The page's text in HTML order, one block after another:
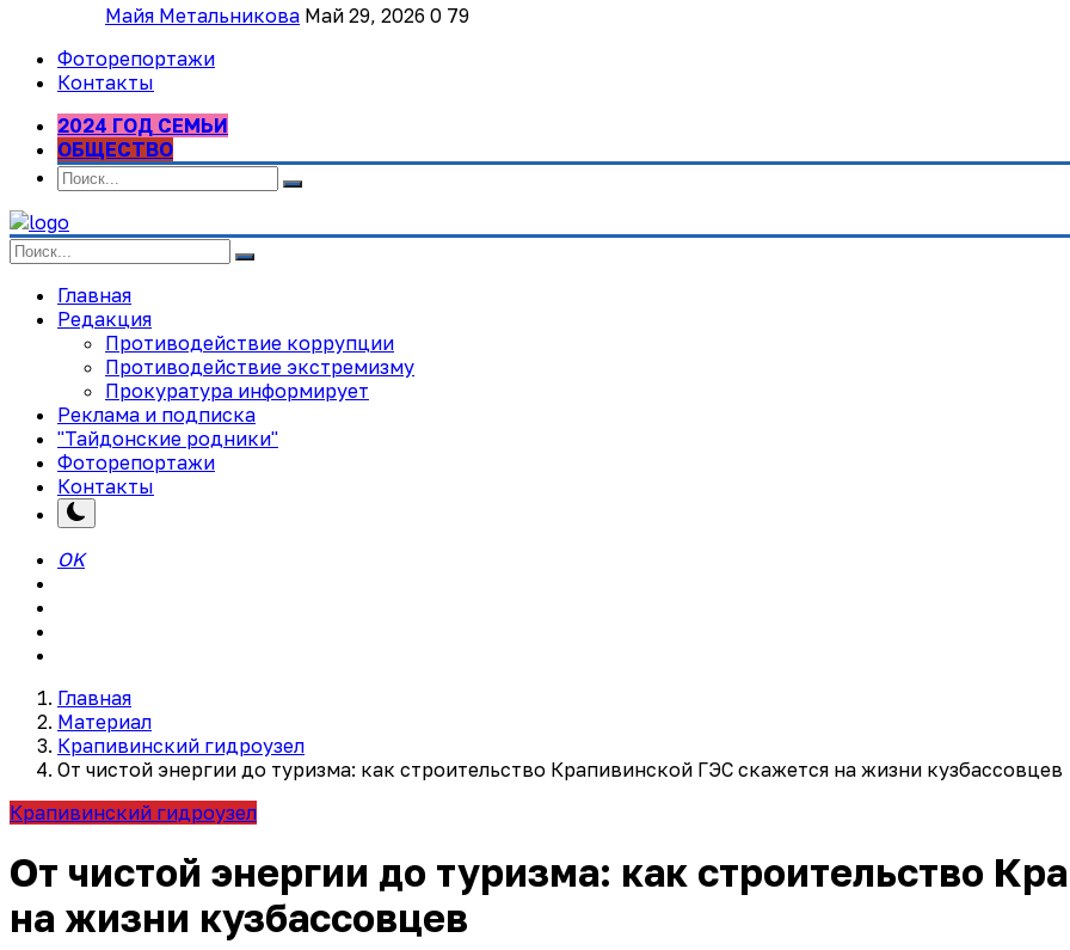
Майя Метальникова Май 29, 2026 0 79
Фоторепортажи
Контакты
2024 ГОД СЕМЬИ
ОБЩЕСТВО
Главная
Редакция
Противодействие коррупции
Противодействие экстремизму
Прокуратура информирует
Реклама и подписка
"Тайдонские родники"
Фоторепортажи
Контакты
OK
Главная
Материал
Крапивинский гидроузел
От чистой энергии до туризма: как строительство Крапивинской ГЭС скажется на жизни кузбассовцев
Крапивинский гидроузел
От чистой энергии до туризма: как строительство
на жизни кузбассовцев